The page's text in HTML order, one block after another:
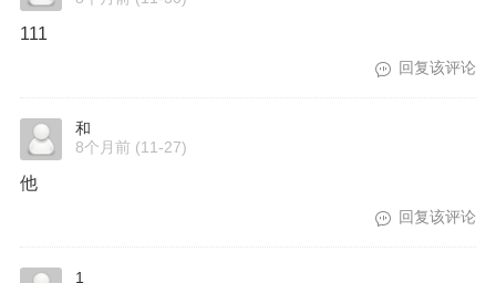
111
回复该评论
和
8个月前 (11-27)
他
回复该评论
1